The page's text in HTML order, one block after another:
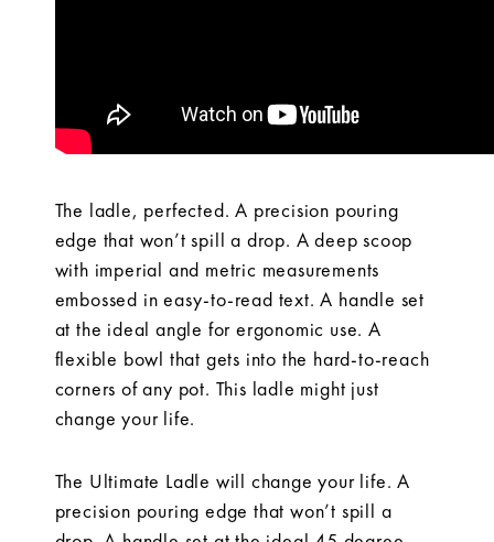
The ladle, perfected. A precision pouring
edge that won’t spill a drop. A deep scoop
with imperial and metric measurements
embossed in easy-to-read text. A handle set
at the ideal angle for ergonomic use. A
flexible bowl that gets into the hard-to-reach
corners of any pot. This ladle might just
change your life.
The Ultimate Ladle will change your life. A
precision pouring edge that won’t spill a